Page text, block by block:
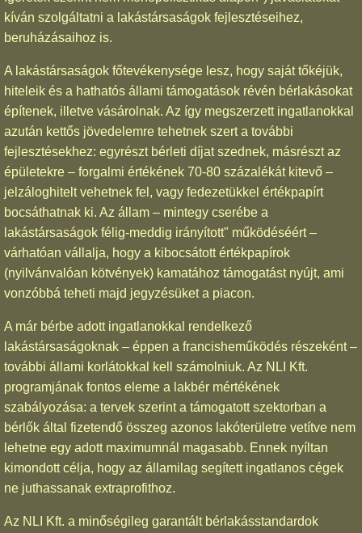
kíván szolgáltatni a lakástársaságok fejlesztéseihez,
beruházásaihoz is.
A lakástársaságok főtevékenysége lesz, hogy saját tőkéjük,
hiteleik és a hathatós állami támogatások révén bérlakásokat
építenek, illetve vásárolnak. Az így megszerzett ingatlanokkal
azután kettős jövedelemre tehetnek szert a további
fejlesztésekhez: egyrészt bérleti díjat szednek, másrészt az
épületekre – forgalmi értékének 70-80 százalékát kitevő –
jelzáloghitelt vehetnek fel, vagy fedezetükkel értékpapírt
bocsáthatnak ki. Az állam – mintegy cserébe a
lakástársaságok félig-meddig irányított" működéséért –
várhatóan vállalja, hogy a kibocsátott értékpapírok
(nyilvánvalóan kötvények) kamatához támogatást nyújt, ami
vonzóbbá teheti majd jegyzésüket a piacon.
A már bérbe adott ingatlanokkal rendelkező
lakástársaságoknak – éppen a francisheműködés részeként –
további állami korlátokkal kell számolniuk. Az NLI Kft.
programjának fontos eleme a lakbér mértékének
szabályozása: a tervek szerint a támogatott szektorban a
bérlők által fizetendő összeg azonos lakóterületre vetítve nem
lehetne egy adott maximumnál magasabb. Ennek nyíltan
kimondott célja, hogy az államilag segített ingatlanos cégek
ne juthassanak extraprofithoz.
Az NLI Kft. a minőségileg garantált bérlakásstandardok